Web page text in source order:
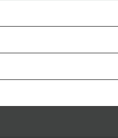
服務時!
，希望能去附近河堤上
!!
吹撫臉龐的輕風!!